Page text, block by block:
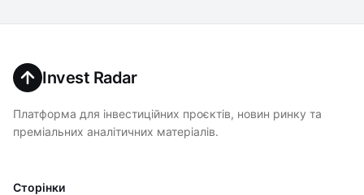
Invest Radar
Платформа для інвестиційних проєктів, новин ринку та
преміальних аналітичних матеріалів.
Сторінки